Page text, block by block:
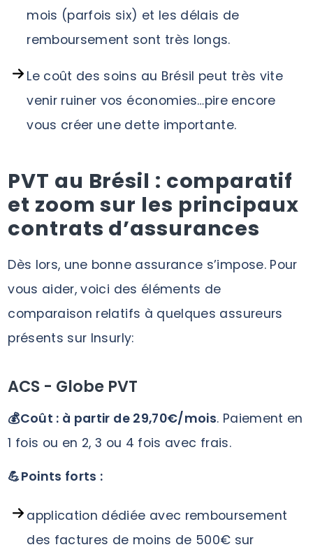
mois (parfois six) et les délais de
remboursement sont très longs.
Le coût des soins au Brésil peut très vite
venir ruiner vos économies…pire encore
vous créer une dette importante.
PVT au Brésil : comparatif
et zoom sur les principaux
contrats d’assurances
Dès lors, une bonne assurance s’impose. Pour
vous aider, voici des éléments de
comparaison relatifs à quelques assureurs
présents sur Insurly:
ACS - Globe PVT
💰Coût : à partir de 29,70€/mois. Paiement en
1 fois ou en 2, 3 ou 4 fois avec frais.
💪Points forts :
application dédiée avec remboursement
des factures de moins de 500€ sur